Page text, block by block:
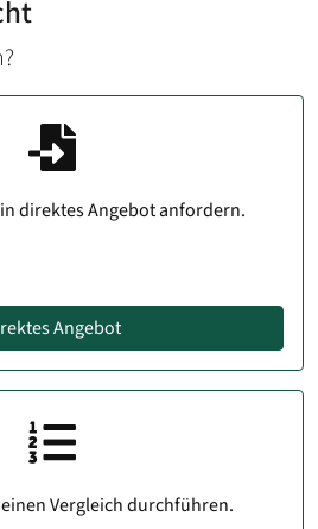
direktes Angebot anfordern.
Angebot
Vergleich durchführen.